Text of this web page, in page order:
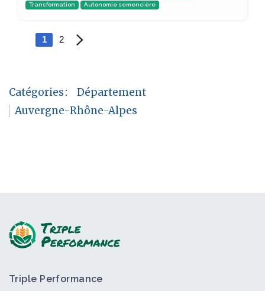
Transformation
Autonomie semencière
1 2
Catégories:
Département
Auvergne-Rhône-Alpes
Triple Performance